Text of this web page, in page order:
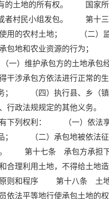
的土地的所有权。 国家所
或者村民小组发包。 第十
用的农村土地； （二）监
包地和农业资源的行为；
维护承包方的土地承包经
干涉承包方依法进行正常
； （四）执行县、乡（镇
行政法规规定的其他义
列权利： （一）依法享
； （二）承包地被依法征
。 第十七条 承包方承
合理利用土地，不得给土
则和程序 第十八条 土地
法平等地行使承包土地的权